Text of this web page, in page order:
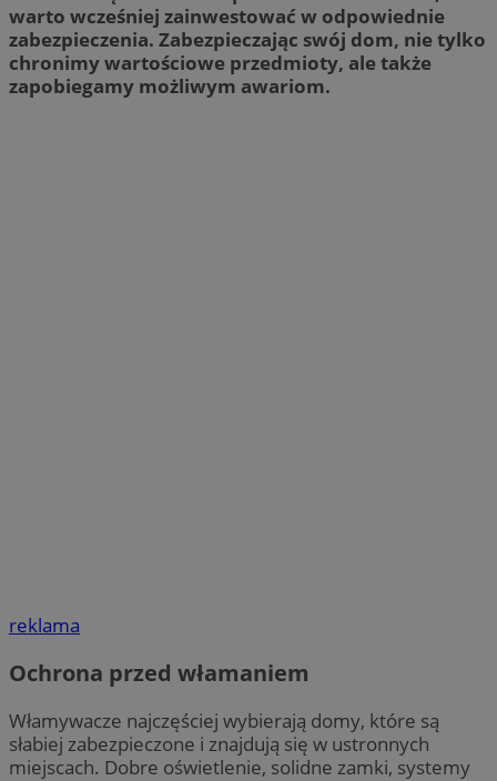
warto wcześniej zainwestować w odpowiednie
zabezpieczenia. Zabezpieczając swój dom, nie tylko
chronimy wartościowe przedmioty, ale także
zapobiegamy możliwym awariom.
reklama
Ochrona przed włamaniem
Włamywacze najczęściej wybierają domy, które są
słabiej zabezpieczone i znajdują się w ustronnych
miejscach. Dobre oświetlenie, solidne zamki, systemy